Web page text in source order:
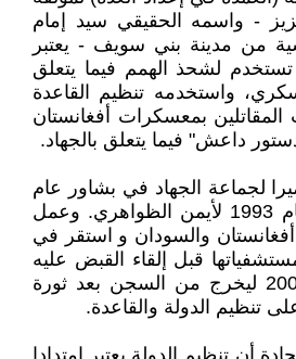
- واسمه الحقيقي سيد إمام
من مدينة بني سويف - يعتبر
لشحذ الهمم فيما يتعلق
واستخدمه تنظيم القاعدة
بمعسكرات أفغانستان
داعش" فيما يتعلق بالجهاد.
لجماعة الجهاد في بشاور عام
1989 ثم تنازل عنها عام 1993 لأيمن الظواهري. وعمل
أفغانستان والسودان و استقر في
قبل إلقاء القبض عليه
وتسليمه لمصر عام 2005 ليخرج من السجن بعد ثورة